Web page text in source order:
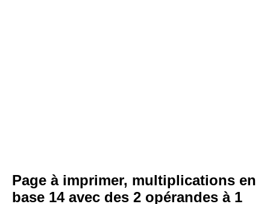
Page à imprimer, multiplications en
base 14 avec des 2 opérandes à 1